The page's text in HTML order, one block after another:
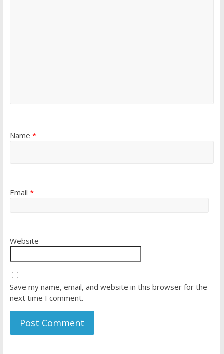
Name *
Email *
Website
Save my name, email, and website in this browser for the
next time I comment.